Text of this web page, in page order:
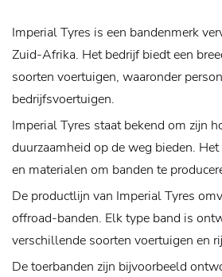
Imperial Tyres is een bandenmerk
Zuid-Afrika. Het bedrijf biedt een
soorten voertuigen, waaronder
bedrijfsvoertuigen.
Imperial Tyres staat bekend om zijn
duurzaamheid op de weg bieden.
en materialen om banden te
De productlijn van Imperial Tyres
offroad-banden. Elk type band is
verschillende soorten voertuigen en
De toerbanden zijn bijvoorbeeld